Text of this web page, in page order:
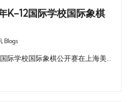
K-12国际学校国际象棋
Blogs
际学校国际象棋公开赛在上海美…